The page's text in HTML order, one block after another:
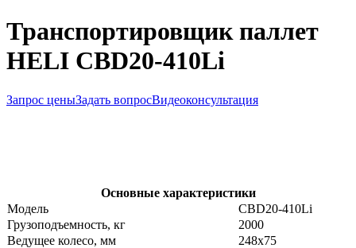
Транспортировщик паллет
HELI CBD20-410Li
Запрос ценыЗадать вопросВидеоконсультация
Основные характеристики
Модель
CBD20-410Li
Грузоподъемность, кг
2000
Ведущее колесо, мм
248х75